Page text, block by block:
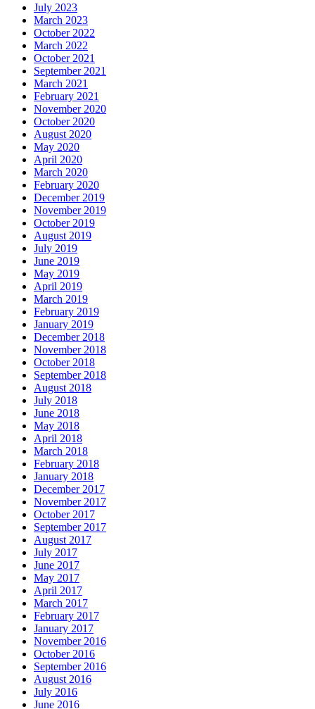
July 2023
March 2023
October 2022
March 2022
October 2021
September 2021
March 2021
February 2021
November 2020
October 2020
August 2020
May 2020
April 2020
March 2020
February 2020
December 2019
November 2019
October 2019
August 2019
July 2019
June 2019
May 2019
April 2019
March 2019
February 2019
January 2019
December 2018
November 2018
October 2018
September 2018
August 2018
July 2018
June 2018
May 2018
April 2018
March 2018
February 2018
January 2018
December 2017
November 2017
October 2017
September 2017
August 2017
July 2017
June 2017
May 2017
April 2017
March 2017
February 2017
January 2017
November 2016
October 2016
September 2016
August 2016
July 2016
June 2016